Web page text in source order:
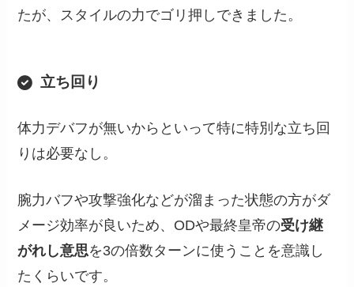
たが、スタイルの力でゴリ押しできました。
立ち回り
体力デバフが無いからといって特に特別な立ち回
りは必要なし。
腕力バフや攻撃強化などが溜まった状態の方がダ
メージ効率が良いため、ODや最終皇帝の受け継
がれし意思を3の倍数ターンに使うことを意識し
たくらいです。